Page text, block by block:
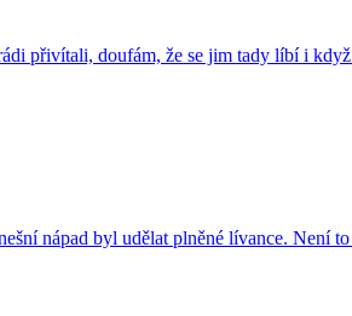
přivítali, doufám, že se jim tady líbí i
nápad byl udělat plněné lívance. Není